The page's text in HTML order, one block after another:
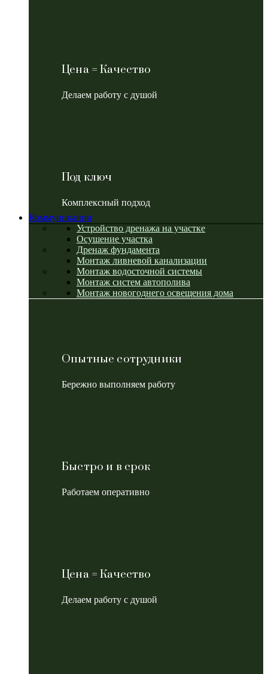
Цена = Качество
Делаем работу с душой
Под ключ
Комплексный подход
Коммуникации
Устройство дренажа на участке
Осушение участка
Дренаж фундамента
Монтаж ливневой канализации
Монтаж водосточной системы
Монтаж систем автополива
Монтаж новогоднего освещения дома
Опытные сотрудники
Бережно выполняем работу
Быстро и в срок
Работаем оперативно
Цена = Качество
Делаем работу с душой